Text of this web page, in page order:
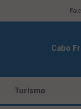
Cabo
Turismo